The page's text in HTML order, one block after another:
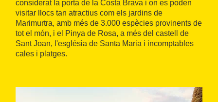
considerat la porta de la Costa Brava i on es poden
visitar llocs tan atractius com els jardins de
Marimurtra, amb més de 3.000 espècies provinents de
tot el món, i el Pinya de Rosa, a més del castell de
Sant Joan, l'església de Santa Maria i incomptables
cales i platges.